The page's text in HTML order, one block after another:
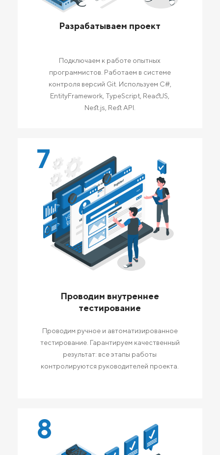
Разрабатываем проект
Подключаем к работе опытных
программистов. Работаем в системе
контроля версий Git. Используем C#,
EntityFramework, TypeScript, ReactJS,
Nest.js, Rest API.
7
Проводим внутреннее
тестирование
Проводим ручное и автоматизированное
тестирование. Гарантируем качественный
результат: все этапы работы
контролируются руководителей проекта.
8